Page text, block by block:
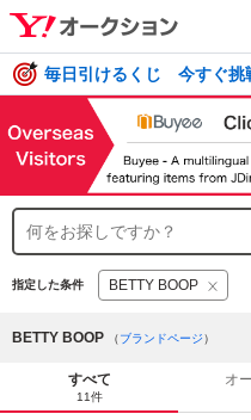
毎日引けるくじ 今すぐ挑
指定した条件 BETTY BOOP
BETTY BOOP （ブランドページ）
すべて
11件
オ